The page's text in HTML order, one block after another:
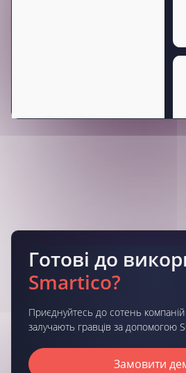
Готові до
Smartico?
Приєднуйтесь до сотень компаній
залучають гравців за допомогою
Замовити